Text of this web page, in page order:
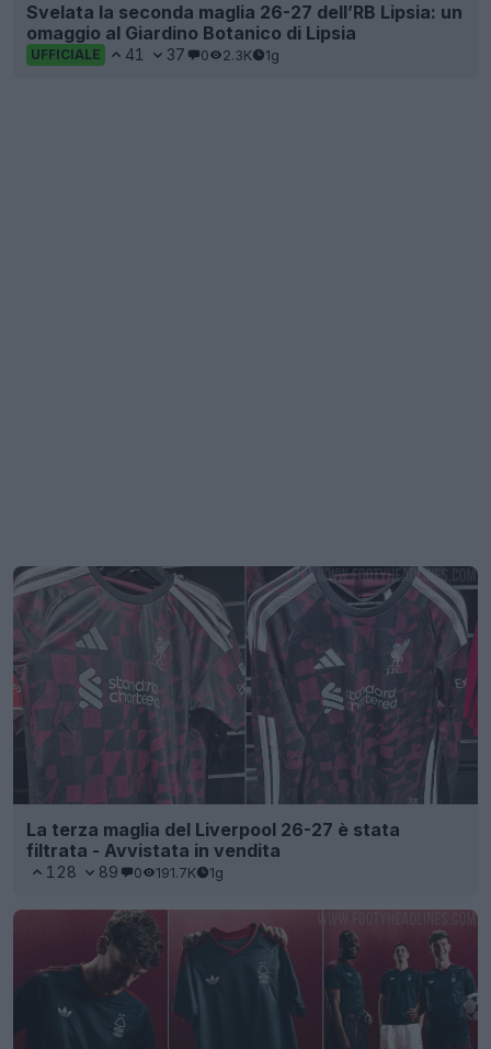
Svelata la seconda maglia 26-27 dell’RB Lipsia: un
omaggio al Giardino Botanico di Lipsia
UFFICIALE 41 37 0 2.3K 1g
La terza maglia del Liverpool 26-27 è stata
filtrata - Avvistata in vendita
128 89 0 191.7K 1g